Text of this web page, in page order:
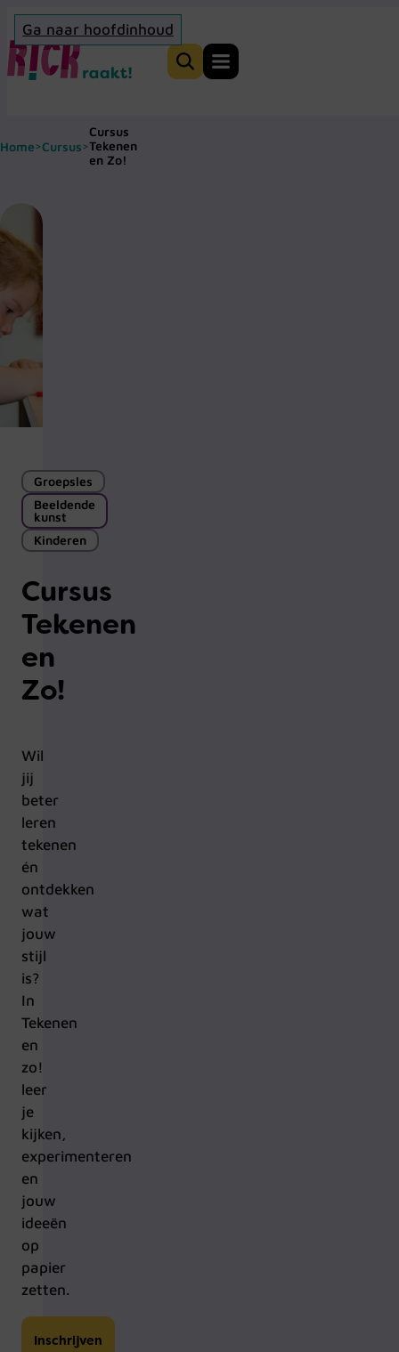
Ga naar hoofdinhoud
Home
Zoeken
Home>Cursus>
Cursus
Tekenen
en Zo!
Groepsles
Beeldende
kunst
Kinderen
Cursus
Tekenen
en
Zo!
Wil
jij
beter
leren
tekenen
én
ontdekken
wat
jouw
stijl
is?
In
Tekenen
en
zo!
leer
je
kijken,
experimenteren
en
jouw
ideeën
op
papier
zetten.
Inschrijven